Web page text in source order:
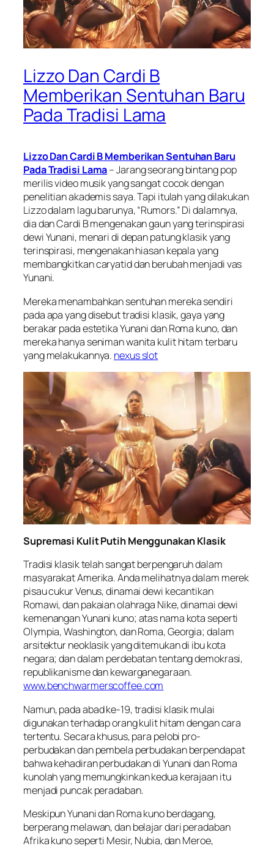
Lizzo Dan Cardi B
Memberikan Sentuhan Baru
Pada Tradisi Lama
Lizzo Dan Cardi B Memberikan Sentuhan Baru
Pada Tradisi Lama– Jarang seorang bintang pop
merilis video musik yang sangat cocok dengan
penelitian akademis saya. Tapi itulah yang dilakukan
Lizzo dalam lagu barunya, “Rumors.” Di dalamnya,
dia dan Cardi B mengenakan gaun yang terinspirasi
dewi Yunani, menari di depan patung klasik yang
terinspirasi, mengenakan hiasan kepala yang
membangkitkan caryatid dan berubah menjadi vas
Yunani.
Mereka menambahkan sentuhan mereka sendiri
pada apa yang disebut tradisi klasik, gaya yang
berakar pada estetika Yunani dan Roma kuno, dan
mereka hanya seniman wanita kulit hitam terbaru
yang melakukannya. nexus slot
Supremasi Kulit Putih Menggunakan Klasik
Tradisi klasik telah sangat berpengaruh dalam
masyarakat Amerika. Anda melihatnya dalam merek
pisau cukur Venus, dinamai dewi kecantikan
Romawi, dan pakaian olahraga Nike, dinamai dewi
kemenangan Yunani kuno; atas nama kota seperti
Olympia, Washington, dan Roma, Georgia; dalam
arsitektur neoklasik yang ditemukan di ibu kota
negara; dan dalam perdebatan tentang demokrasi,
republikanisme dan kewarganegaraan.
www.benchwarmerscoffee.com
Namun, pada abad ke-19, tradisi klasik mulai
digunakan terhadap orang kulit hitam dengan cara
tertentu. Secara khusus, para pelobi pro-
perbudakan dan pembela perbudakan berpendapat
bahwa kehadiran perbudakan di Yunani dan Roma
kunolah yang memungkinkan kedua kerajaan itu
menjadi puncak peradaban.
Meskipun Yunani dan Roma kuno berdagang,
berperang melawan, dan belajar dari peradaban
Afrika kuno seperti Mesir, Nubia, dan Meroe,